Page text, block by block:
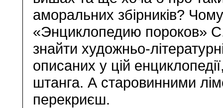
аморальних збірників?
«Энциклопедию пороков»
знайти художньо-
описаних у цій
штанга. А старовинними
перекриєш.